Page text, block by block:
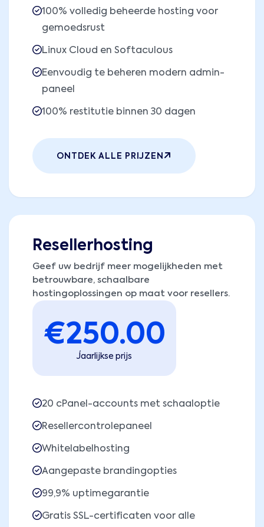
100% volledig beheerde hosting voor
gemoedsrust
Linux Cloud en Softaculous
Eenvoudig te beheren modern admin-
paneel
100% restitutie binnen 30 dagen
ONTDEK ALLE PRIJZEN
€250.00
Jaarlijkse prijs
Resellerhosting
Geef uw bedrijf meer mogelijkheden met
betrouwbare, schaalbare
hostingoplossingen op maat voor resellers.
20 cPanel-accounts met schaaloptie
Resellercontrolepaneel
Whitelabelhosting
Aangepaste brandingopties
99,9% uptimegarantie
Gratis SSL-certificaten voor alle